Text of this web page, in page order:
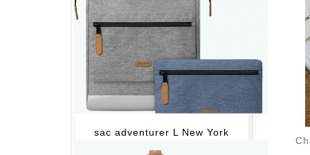
sac adventurer L New York